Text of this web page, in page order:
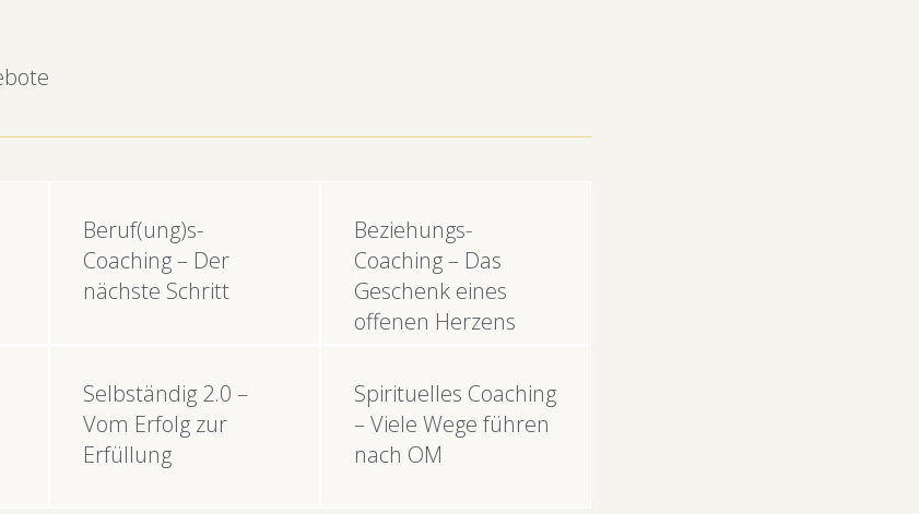
Beruf(ung)s-
Coaching – Der
nächste Schritt
Beziehungs-
Coaching – Das
Geschenk eines
offenen Herzens
Selbständig 2.0 –
Vom Erfolg zur
Erfüllung
Spirituelles Coaching
– Viele Wege führen
nach OM